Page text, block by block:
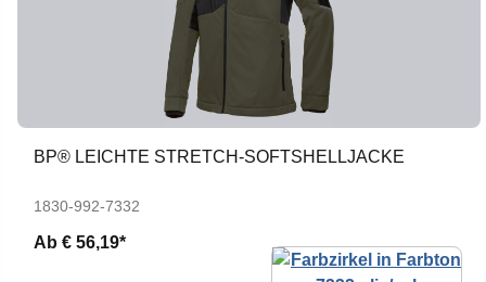
BP® LEICHTE STRETCH-SOFTSHELLJACKE
1830-992-7332
Ab € 56,19*